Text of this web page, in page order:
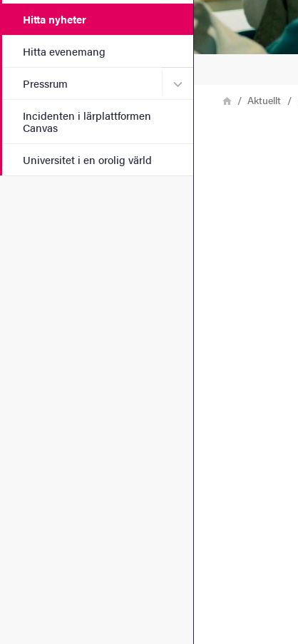
Hitta nyheter
Hitta evenemang
Pressrum Undermeny för
Incidenten i lärplattformen
Canvas
Universitet i en orolig värld
LänkstigHemAktuellt